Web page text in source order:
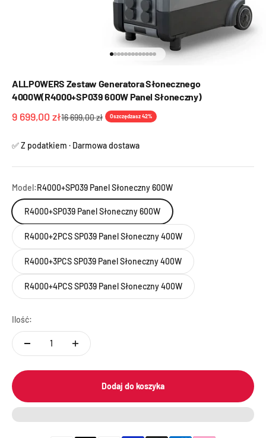
ALLPOWERS Zestaw Generatora Słonecznego
4000W(R4000+SP039 600W Panel Słoneczny)
Cena promocyjna
9 699,00 złCena regularna
16 699,00 zł Oszczędzasz 42%
✅ Z podatkiem · Darmowa dostawa
Model:R4000+SP039 Panel Słoneczny 600W
R4000+SP039 Panel Słoneczny 600W
R4000+2PCS SP039 Panel Słoneczny 400W
R4000+3PCS SP039 Panel Słoneczny 400W
R4000+4PCS SP039 Panel Słoneczny 400W
Ilość:
Dodaj do koszyka